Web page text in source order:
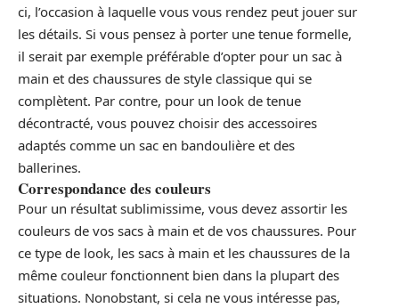
ci, l’occasion à laquelle vous vous rendez peut jouer sur
les détails. Si vous pensez à porter une tenue formelle,
il serait par exemple préférable d’opter pour un sac à
main et des chaussures de style classique qui se
complètent. Par contre, pour un look de tenue
décontracté, vous pouvez choisir des accessoires
adaptés comme un sac en bandoulière et des
ballerines.
Correspondance des couleurs
Pour un résultat sublimissime, vous devez assortir les
couleurs de vos sacs à main et de vos chaussures. Pour
ce type de look, les sacs à main et les chaussures de la
même couleur fonctionnent bien dans la plupart des
situations. Nonobstant, si cela ne vous intéresse pas,